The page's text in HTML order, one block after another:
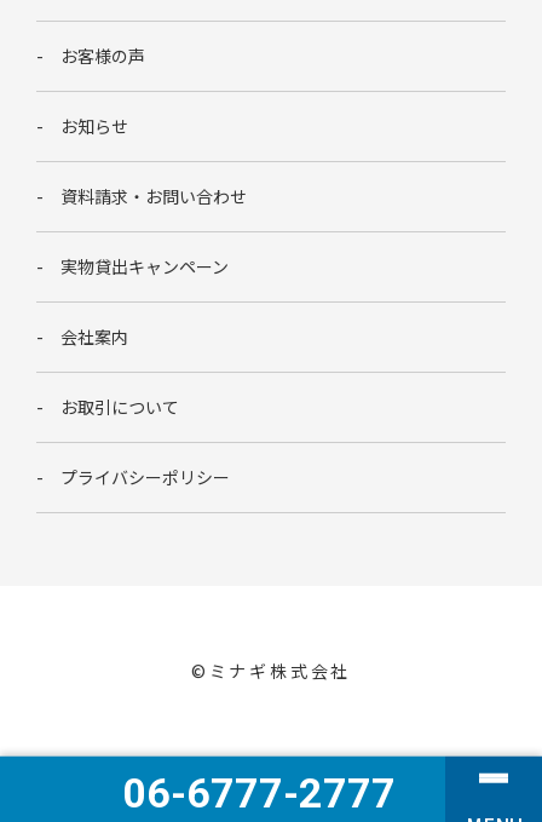
お客様の声
お知らせ
資料請求・お問い合わせ
実物貸出キャンペーン
会社案内
お取引について
プライバシーポリシー
©︎ミナギ株式会社
06-6777-2777